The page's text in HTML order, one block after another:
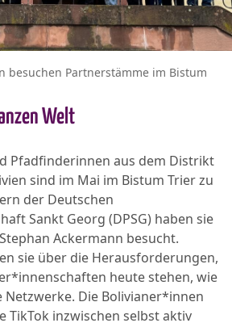
besuchen Partnerstämme im Bistum
Welt
Pfadfinderinnen aus dem Distrikt
sind im Mai im Bistum Trier zu
der Deutschen
Sankt Georg (DPSG) haben sie
Ackermann besucht.
sie über die Herausforderungen,
heute stehen, wie
Netzwerke. Die Bolivianer*innen
TikTok inzwischen selbst aktiv